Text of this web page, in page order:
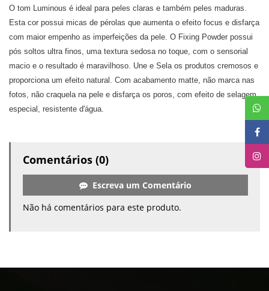
O tom Luminous é ideal para peles claras e também peles maduras.
Esta cor possui micas de pérolas que aumenta o efeito focus e disfarça
com maior empenho as imperfeições da pele. O Fixing Powder possui
pós soltos ultra finos, uma textura sedosa no toque, com o sensorial
macio e o resultado é maravilhoso. Une e Sela os produtos cremosos e
proporciona um efeito natural. Com acabamento matte, não marca nas
fotos, não craquela na pele e disfarça os poros, com efeito de selagem
especial, resistente d'água.
Comentários (0)
Escreva um Comentário
Não há comentários para este produto.